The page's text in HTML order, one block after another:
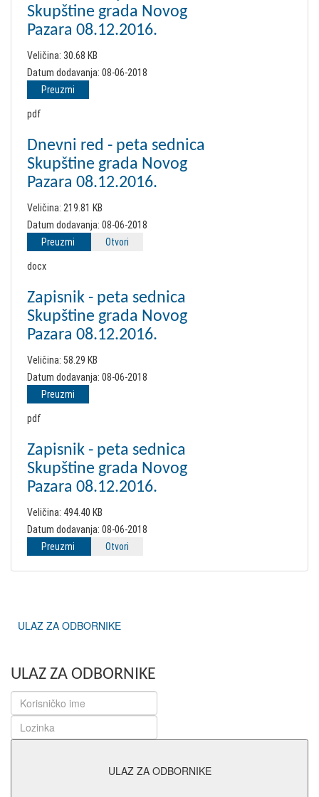
Skupštine grada Novog
Pazara 08.12.2016.
Veličina: 30.68 KB
Datum dodavanja: 08-06-2018
Preuzmi
pdf
Dnevni red - peta sednica
Skupštine grada Novog
Pazara 08.12.2016.
Veličina: 219.81 KB
Datum dodavanja: 08-06-2018
Preuzmi
Otvori
docx
Zapisnik - peta sednica
Skupštine grada Novog
Pazara 08.12.2016.
Veličina: 58.29 KB
Datum dodavanja: 08-06-2018
Preuzmi
pdf
Zapisnik - peta sednica
Skupštine grada Novog
Pazara 08.12.2016.
Veličina: 494.40 KB
Datum dodavanja: 08-06-2018
Preuzmi
Otvori
ULAZ ZA ODBORNIKE
ULAZ ZA ODBORNIKE
ULAZ ZA ODBORNIKE